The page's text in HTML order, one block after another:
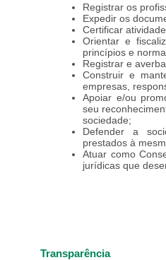
Registrar os
Expedir os
Certificar
Orientar e
princípios e
Registrar e
Construir e
empresas,
Apoiar e/ou
seu
sociedade;
Defender a
prestados à
Atuar como
jurídicas que
Transparência